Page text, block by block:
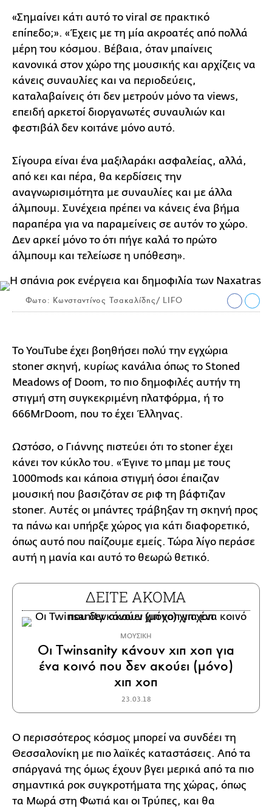
«Σημαίνει κάτι αυτό το viral σε πρακτικό
επίπεδο;». «Έχεις με τη μία ακροατές από πολλά
μέρη του κόσμου. Βέβαια, όταν μπαίνεις
κανονικά στον χώρο της μουσικής και αρχίζεις να
κάνεις συναυλίες και να περιοδεύεις,
καταλαβαίνεις ότι δεν μετρούν μόνο τα views,
επειδή αρκετοί διοργανωτές συναυλιών και
φεστιβάλ δεν κοιτάνε μόνο αυτό.
Σίγουρα είναι ένα μαξιλαράκι ασφαλείας, αλλά,
από κει και πέρα, θα κερδίσεις την
αναγνωρισιμότητα με συναυλίες και με άλλα
άλμπουμ. Συνέχεια πρέπει να κάνεις ένα βήμα
παραπέρα για να παραμείνεις σε αυτόν το χώρο.
Δεν αρκεί μόνο το ότι πήγε καλά το πρώτο
άλμπουμ και τελείωσε η υπόθεση».
Φωτο: Κωνσταντίνος Τσακαλίδης/ LIFO
Το YouTube έχει βοηθήσει πολύ την εγχώρια
stoner σκηνή, κυρίως κανάλια όπως το Stoned
Meadows of Doom, το πιο δημοφιλές αυτήν τη
στιγμή στη συγκεκριμένη πλατφόρμα, ή το
666MrDoom, που το έχει Έλληνας.
Ωστόσο, ο Γιάννης πιστεύει ότι το stoner έχει
κάνει τον κύκλο του. «Έγινε το μπαμ με τους
1000mods και κάποια στιγμή όσοι έπαιζαν
μουσική που βασιζόταν σε ριφ τη βάφτιζαν
stoner. Αυτές οι μπάντες τράβηξαν τη σκηνή προς
τα πάνω και υπήρξε χώρος για κάτι διαφορετικό,
όπως αυτό που παίζουμε εμείς. Τώρα λίγο περάσε
αυτή η μανία και αυτό το θεωρώ θετικό.
ΔΕΙΤΕ ΑΚΟΜΑ
ΜΟΥΣΙΚΗ
Οι Twinsanity κάνουν χιπ χοπ για
ένα κοινό που δεν ακούει (μόνο)
χιπ χοπ
23.03.18
Ο περισσότερος κόσμος μπορεί να συνδέει τη
Θεσσαλονίκη με πιο λαϊκές καταστάσεις. Από τα
σπάργανά της όμως έχουν βγει μερικά από τα πιο
σημαντικά ροκ συγκροτήματα της χώρας, όπως
τα Μωρά στη Φωτιά και οι Τρύπες, και θα